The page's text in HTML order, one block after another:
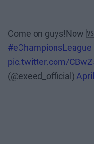
Come on guys!Now 🆚️
#eChampionsLeague
pic.twitter.com/
(@exeed_official)